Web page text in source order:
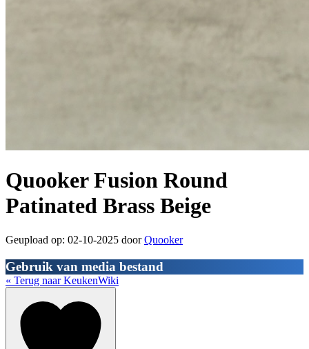
Quooker Fusion Round
Patinated Brass Beige
Geupload op: 02-10-2025 doorQuooker
Gebruik van media bestand
« Terug naar KeukenWiki